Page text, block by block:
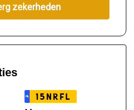
zekerheden
NL 15NRFL